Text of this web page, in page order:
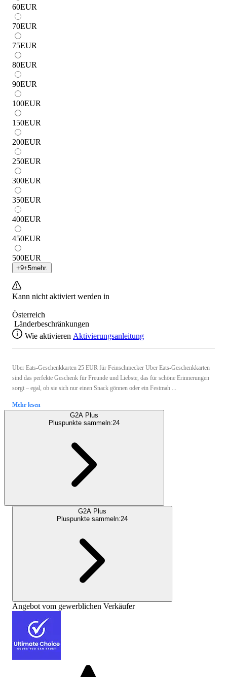
60EUR
70EUR
75EUR
80EUR
90EUR
100EUR
150EUR
200EUR
250EUR
300EUR
350EUR
400EUR
450EUR
500EUR
+9+5mehr.
Kann nicht aktiviert werden in
Österreich
Länderbeschränkungen
Wie aktivieren Aktivierungsanleitung
Uber Eats-Geschenkkarten 25 EUR für Feinschmecker Uber Eats-Geschenkkarten
sind das perfekte Geschenk für Freunde und Liebste, das für schöne Erinnerungen
sorgt – egal, ob sie sich nur einen Snack gönnen oder ein Festmah ...
Mehr lesen
G2A Plus
Pluspunkte sammeln:24
G2A Plus
Pluspunkte sammeln:24
Angebot vom gewerblichen Verkäufer